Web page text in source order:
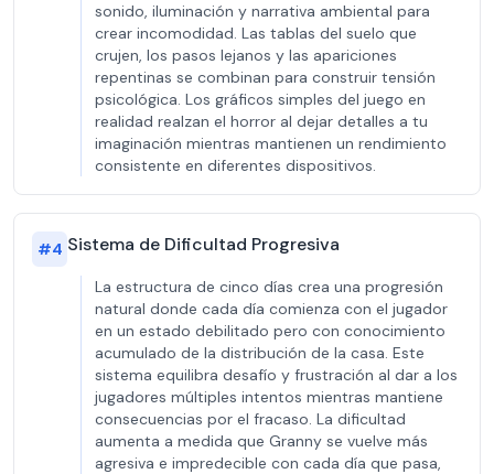
sonido, iluminación y narrativa ambiental para
crear incomodidad. Las tablas del suelo que
crujen, los pasos lejanos y las apariciones
repentinas se combinan para construir tensión
psicológica. Los gráficos simples del juego en
realidad realzan el horror al dejar detalles a tu
imaginación mientras mantienen un rendimiento
consistente en diferentes dispositivos.
#4 Sistema de Dificultad Progresiva
La estructura de cinco días crea una progresión
natural donde cada día comienza con el jugador
en un estado debilitado pero con conocimiento
acumulado de la distribución de la casa. Este
sistema equilibra desafío y frustración al dar a los
jugadores múltiples intentos mientras mantiene
consecuencias por el fracaso. La dificultad
aumenta a medida que Granny se vuelve más
agresiva e impredecible con cada día que pasa,